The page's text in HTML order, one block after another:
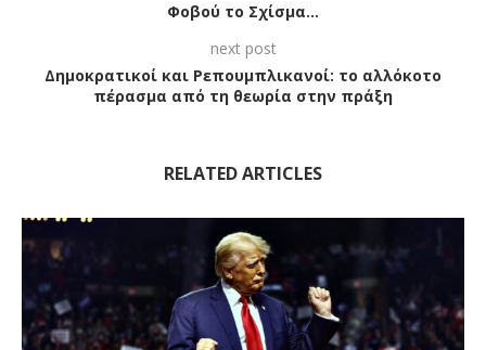
Φοβού το Σχίσμα…
next post
Δημοκρατικοί και Ρεπουμπλικανοί: το αλλόκοτο
πέρασμα από τη θεωρία στην πράξη
RELATED ARTICLES